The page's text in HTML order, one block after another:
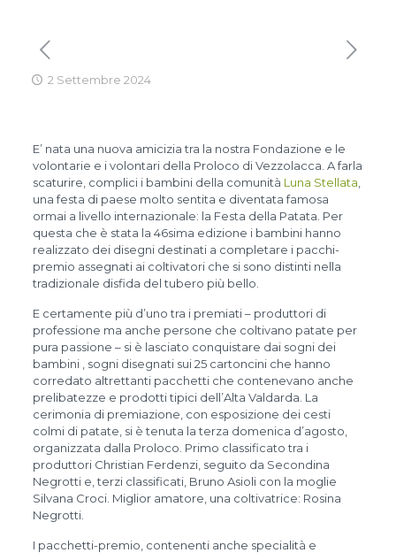
2 Settembre 2024
E’ nata una nuova amicizia tra la nostra Fondazione e le
volontarie e i volontari della Proloco di Vezzolacca. A farla
scaturire, complici i bambini della comunità Luna Stellata
una festa di paese molto sentita e diventata famosa
ormai a livello internazionale: la Festa della Patata. Per
questa che è stata la 46sima edizione i bambini hanno
realizzato dei disegni destinati a completare i pacchi-
premio assegnati ai coltivatori che si sono distinti nella
tradizionale disfida del tubero più bello.
E certamente più d’uno tra i premiati – produttori di
professione ma anche persone che coltivano patate per
pura passione – si è lasciato conquistare dai sogni dei
bambini , sogni disegnati sui 25 cartoncini che hanno
corredato altrettanti pacchetti che contenevano anche
prelibatezze e prodotti tipici dell’Alta Valdarda. La
cerimonia di premiazione, con esposizione dei cesti
colmi di patate, si è tenuta la terza domenica d’agosto,
organizzata dalla Proloco. Primo classificato tra i
produttori Christian Ferdenzi, seguito da Secondina
Negrotti e, terzi classificati, Bruno Asioli con la moglie
Silvana Croci. Miglior amatore, una coltivatrice: Rosina
Negrotti.
I pacchetti-premio, contenenti anche specialità e